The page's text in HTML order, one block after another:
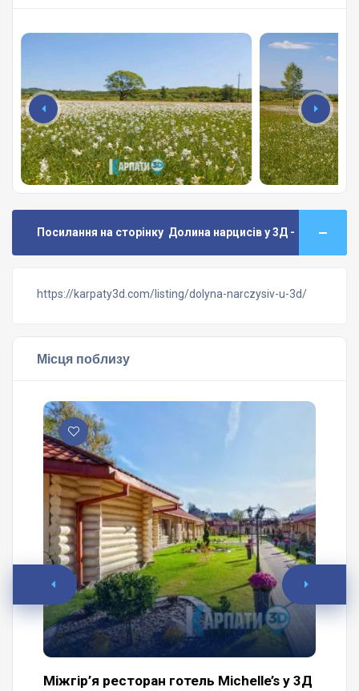
Посилання на сторінку Долина нарцисів у 3Д -
https://karpaty3d.com/listing/dolyna-narczysiv-u-3d/
Місця поблизу
Міжгір’я ресторан готель Michelle’s у 3Д